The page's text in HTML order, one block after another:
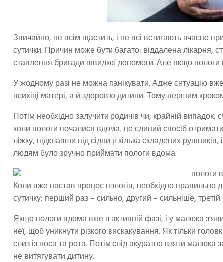
Звичайно, не всім щастить, і не всі встигають вчасно
сутички. Причин може бути багато: віддалена лікарня,
ставлення бригади швидкої допомоги. Але якщо пологи
У жодному разі не можна панікувати. Адже ситуацію
психіці матері, а й здоров’ю дитини. Тому першим
Потім необхідно залучити родичів чи, крайній
коли пологи почалися вдома, це єдиний спосіб
ліжку, підклавши під сідниці кілька складених
людям було зручно приймати пологи вдома.
Коли вже настав процес пологів, необхідно правильно
сутичку: перший раз – сильно, другий – сильніше,
Якщо пологи вдома вже в активній фазі, і у малюка
неї, щоб уникнути різкого вискакування. Як тільки
слиз із носа та рота. Потім слід акуратно взяти
не витягувати дитину.